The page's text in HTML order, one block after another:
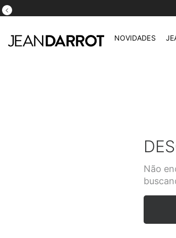
5X S/ JUROS NO CARTÃO DE CRÉDITO
NOVIDADES
Não